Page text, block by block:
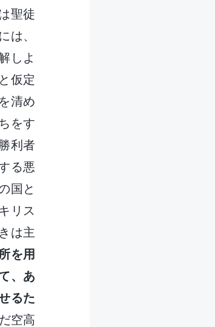
聖徒
は、
しよ
仮定
清め
をす
利者
る悪
国と
リス
は主
を用
、あ
るた
空高